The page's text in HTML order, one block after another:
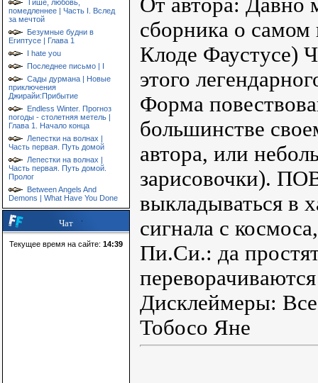
Тише, любовь,
помедленнее | Часть I. Вслед
за мечтой
Безумные будни в
Египтусе | Глава 1
I hate you
Последнее письмо | I
Сады дурмана | Новые
приключения
Джирайи:Прибытие
Endless Winter. Прогноз
погоды - столетняя метель |
Глава 1. Начало конца
Лепестки на волнах |
Часть первая. Путь домой
Лепестки на волнах |
Часть первая. Путь домой.
Пролог
Between Angels And
Demons | What Have You Done
Чат
Текущее время на сайте: 14:39
От автора: Давно
сборника о
Клоде Фаустусе)
этого
Форма
большинстве
автора, или
зарисовочки).
выкладываться в
сигнала с
Пи.Си.: да
Дисклеймеры:
Тобосо Яне